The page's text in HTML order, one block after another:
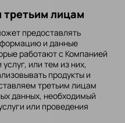
лицам
предоставлять
и данные
работают с Компанией
или тем из них,
продукты и
третьим лицам
данных, необходимый
или проведения